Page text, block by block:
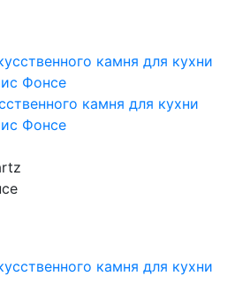
камня для кухни
Фонсе